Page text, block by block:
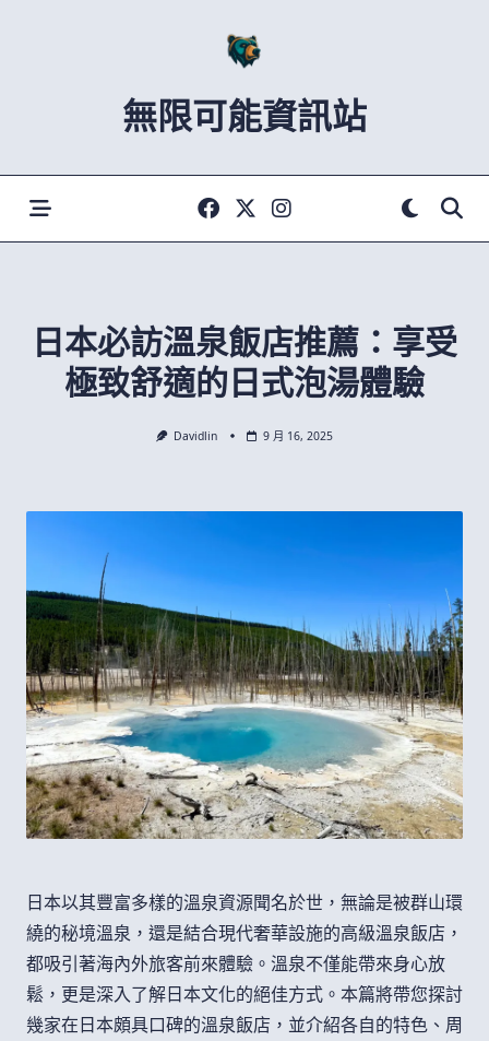
無限可能資訊站
日本必訪溫泉飯店推薦：享受
極致舒適的日式泡湯體驗
Davidlin 9 月 16, 2025
日本以其豐富多樣的溫泉資源聞名於世，無論是被群山環
繞的秘境溫泉，還是結合現代奢華設施的高級溫泉飯店，
都吸引著海內外旅客前來體驗。溫泉不僅能帶來身心放
鬆，更是深入了解日本文化的絕佳方式。本篇將帶您探討
幾家在日本頗具口碑的溫泉飯店，並介紹各自的特色、周